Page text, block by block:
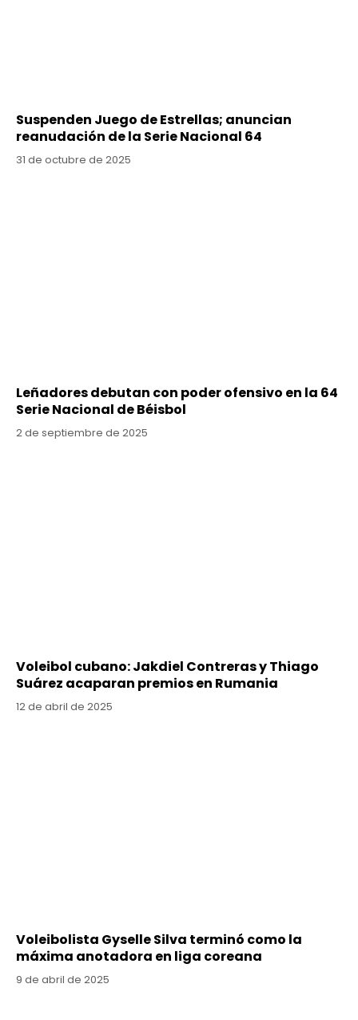
Suspenden Juego de Estrellas; anuncian
reanudación de la Serie Nacional 64
31 de octubre de 2025
Leñadores debutan con poder ofensivo en la 64
Serie Nacional de Béisbol
2 de septiembre de 2025
Voleibol cubano: Jakdiel Contreras y Thiago
Suárez acaparan premios en Rumania
12 de abril de 2025
Voleibolista Gyselle Silva terminó como la
máxima anotadora en liga coreana
9 de abril de 2025